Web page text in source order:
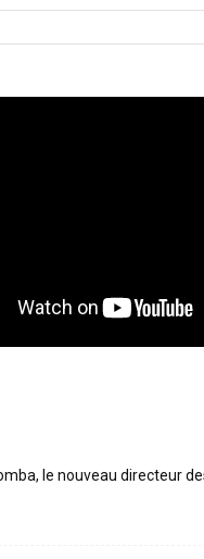
le nouveau directeur